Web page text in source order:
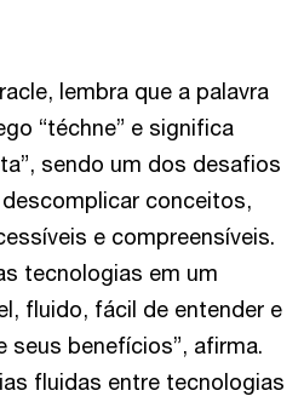
lembra que a palavra
“téchne” e significa
sendo um dos desafios
conceitos,
e compreensíveis.
tecnologias em um
fluido, fácil de entender e
seus benefícios”, afirma.
fluidas entre tecnologias